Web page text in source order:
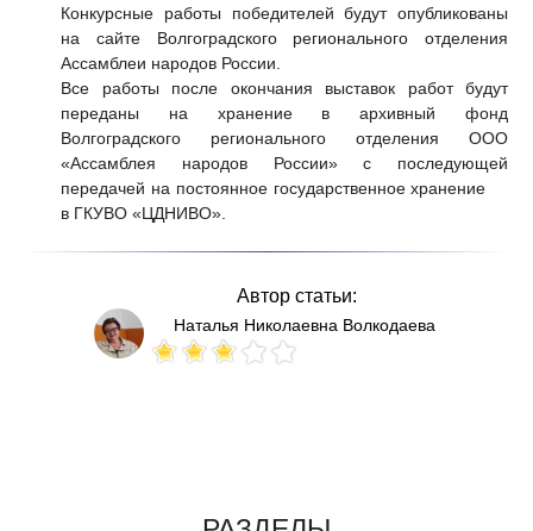
Конкурсные работы победителей будут опубликованы
на сайте Волгоградского регионального отделения
Ассамблеи народов России.
Все работы после окончания выставок работ будут
переданы на хранение в архивный фонд
Волгоградского регионального отделения ООО
«Ассамблея народов России» с последующей
передачей на постоянное государственное хранение
в ГКУВО «ЦДНИВО».
Автор статьи:
Наталья Николаевна Волкодаева